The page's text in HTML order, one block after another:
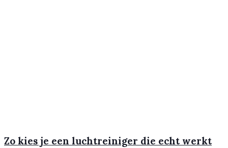
Zo kies je een luchtreiniger die echt werkt